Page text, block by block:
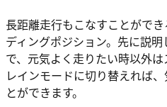
長距離走行もこなすことがで
ディングポジション。先に説
で、元気よく走りたい時以外
レインモードに切り替えれば
とができます。